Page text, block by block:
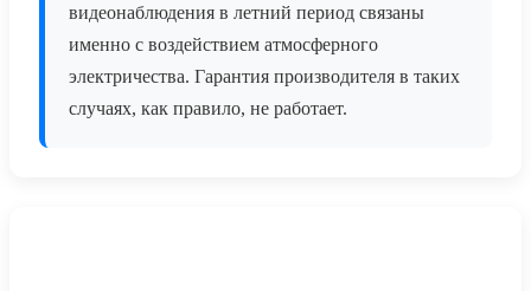
видеонаблюдения в летний период связаны
именно с воздействием атмосферного
электричества. Гарантия производителя в таких
случаях, как правило, не работает.